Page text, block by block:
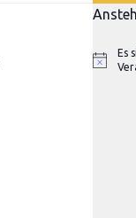
Hinweis
Es